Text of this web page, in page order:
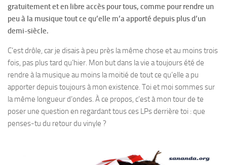
gratuitement et en libre accès pour tous, comme pour rendre un
peu à la musique tout ce qu’elle m’a apporté depuis plus d’un
demi-siècle.
C’est drôle, car je disais à peu près la même chose et au moins trois
fois, pas plus tard qu’hier. Mon but dans la vie a toujours été de
rendre à la musique au moins la moitié de tout ce qu’elle a pu
apporter depuis toujours à mon existence. Toi et moi sommes sur
la même longueur d’ondes. À ce propos, c’est à mon tour de te
poser une question en regardant tous ces LPs derrière toi : que
penses-tu du retour du vinyle ?